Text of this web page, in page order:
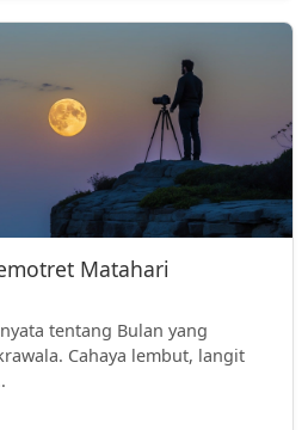
Matahari
tentang Bulan yang
Cahaya lembut, langit